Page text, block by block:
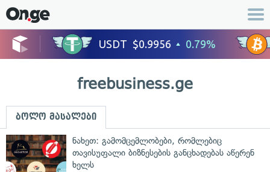
freebusiness.ge
ბოლო მასალები
ნახეთ: გამომცემლობები, რომლებიც
თავისუფალი ბიზნესების განცხადებას აწერენ
ხელს